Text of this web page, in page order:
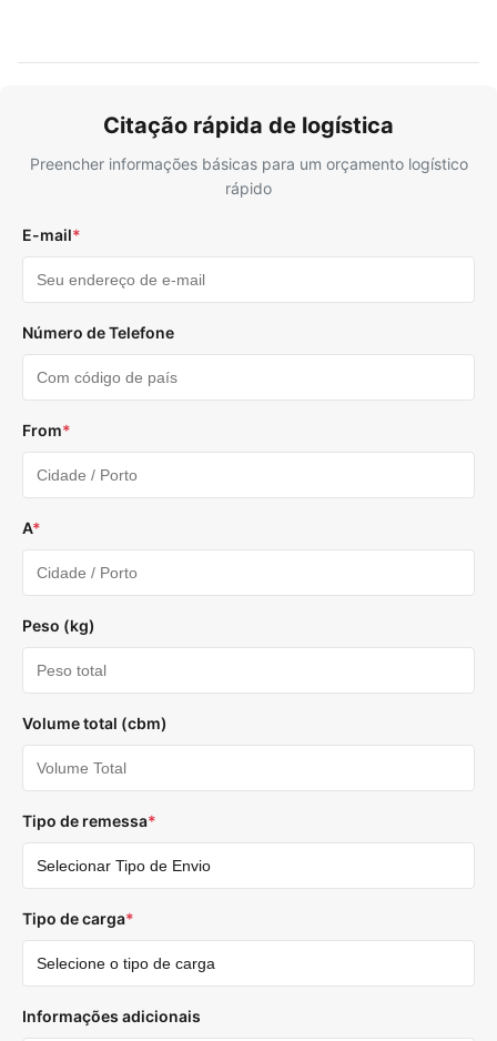
Citação rápida de logística
Preencher informações básicas para um orçamento logístico
rápido
E-mail*
Número de Telefone
From*
A*
Peso (kg)
Volume total (cbm)
Tipo de remessa*
Tipo de carga*
Informações adicionais